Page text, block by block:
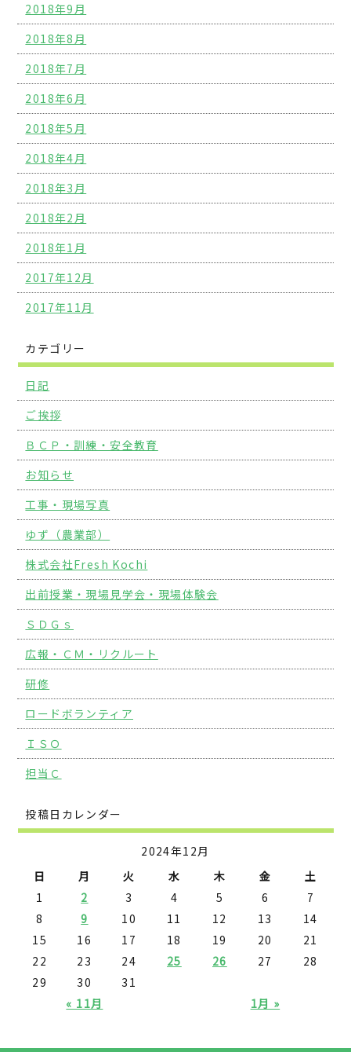
2018年9月
2018年8月
2018年7月
2018年6月
2018年5月
2018年4月
2018年3月
2018年2月
2018年1月
2017年12月
2017年11月
カテゴリー
日記
ご挨拶
ＢＣＰ・訓練・安全教育
お知らせ
工事・現場写真
ゆず（農業部）
株式会社Fresh Kochi
出前授業・現場見学会・現場体験会
ＳＤＧｓ
広報・ＣＭ・リクルート
研修
ロードボランティア
ＩＳＯ
担当Ｃ
投稿日カレンダー
2024年12月
日
月 火 水 木 金 土
« 11月 1月 »
1 2 3 4 5 6
7
8
9 10 11 12 13
14
15
16 17 18 19 20
21
22
23 24 25 26 27
28
29
30 31